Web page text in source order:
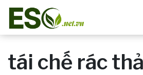
tái chế rác